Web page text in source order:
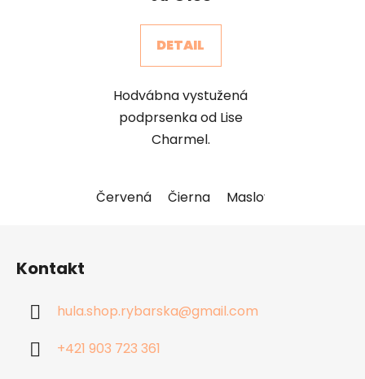
DETAIL
Hodvábna vystužená
podprsenka od Lise
Charmel.
Červená Čierna Maslová
Kontakt
hula.shop.rybarska@gmail.com
+421 903 723 361